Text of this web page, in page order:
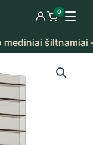
Prisijungti
0
Peržiūrėti
šiltnamiai –